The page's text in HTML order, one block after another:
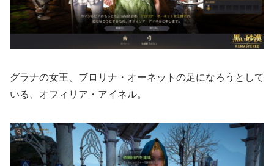
グラナの女王、ブロリナ・オーネットの足になろうとして
いる、オフィリア・アイネル。